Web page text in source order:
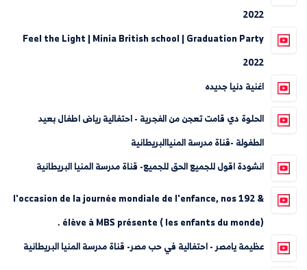
2022
Feel the Light | Minia British school | Graduation Party
2022
اغنية دنيا جديده
الحلوة دي قامت تعجن من الفجرية - احتفالية رياض اطفال بعيد
الطفولة -قناة مدرسة المنياالبريطانية
انشودة اقول للجميع الحق للجميع- قناة مدرسة المنيا البريطانية
& 192 l'occasion de la journée mondiale de l'enfance, nos
élève à MBS présente ( les enfants du monde) .
عظيمة يامصر - احتفالية في حب مصر- قناة مدرسة المنيا البريطانية